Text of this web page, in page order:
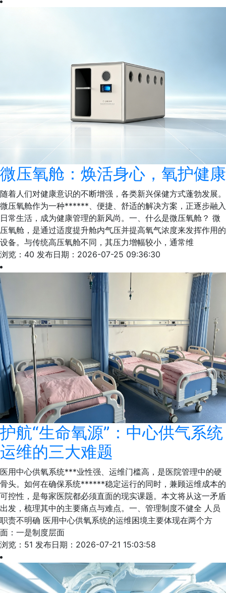
微压氧舱：焕活身心，氧护健康
随着人们对健康意识的不断增强，各类新兴保健方式蓬勃发展。
微压氧舱作为一种******、便捷、舒适的解决方案，正逐步融入
日常生活，成为健康管理的新风尚。一、什么是微压氧舱？ 微
压氧舱，是通过适度提升舱内气压并提高氧气浓度来发挥作用的
设备。与传统高压氧舱不同，其压力增幅较小，通常维
浏览：40 发布日期：2026-07-25 09:36:30
护航“生命氧源”：中心供气系统
运维的三大难题
医用中心供氧系统***业性强、运维门槛高，是医院管理中的硬
骨头。如何在确保系统******稳定运行的同时，兼顾运维成本的
可控性，是每家医院都必须直面的现实课题。本文将从这一矛盾
出发，梳理其中的主要痛点与难点。一、管理制度不健全 人员
职责不明确 医用中心供氧系统的运维困境主要体现在两个方
面：一是制度层面
浏览：51 发布日期：2026-07-21 15:03:58